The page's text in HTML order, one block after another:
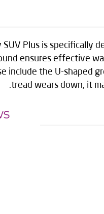
SUV Plus is specifically
ensures effective
include the U-shaped
tread wears down, it